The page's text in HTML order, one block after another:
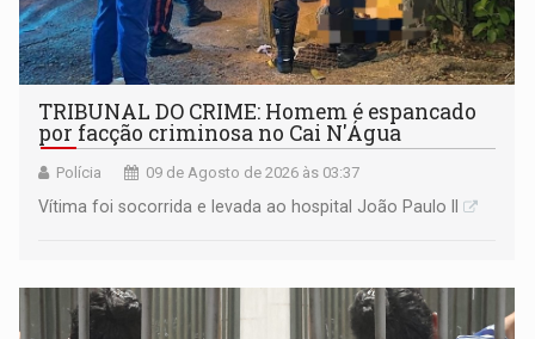
TRIBUNAL DO CRIME: Homem é espancado
por facção criminosa no Cai N'Água
Polícia 09 de Agosto de 2026 às 03:37
Vítima foi socorrida e levada ao hospital João Paulo II